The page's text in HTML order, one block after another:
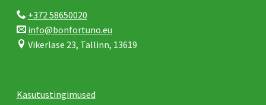
+372 58650020
info@bonfortuno.eu
Vikerlase 23, Tallinn, 13619
Kasutustingimused